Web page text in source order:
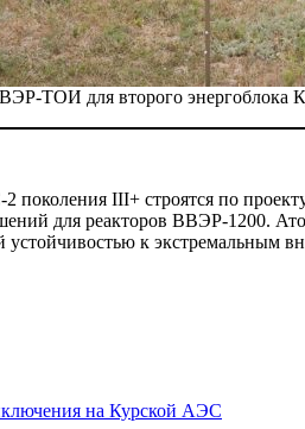
ТОИ для второго энергоблока
III+ строятся по
для реакторов ВВЭР-
к экстремальным
на Курской АЭС